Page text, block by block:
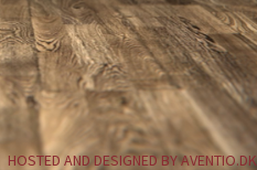
HOSTED AND DESIGNED BY AVENTIO.DK